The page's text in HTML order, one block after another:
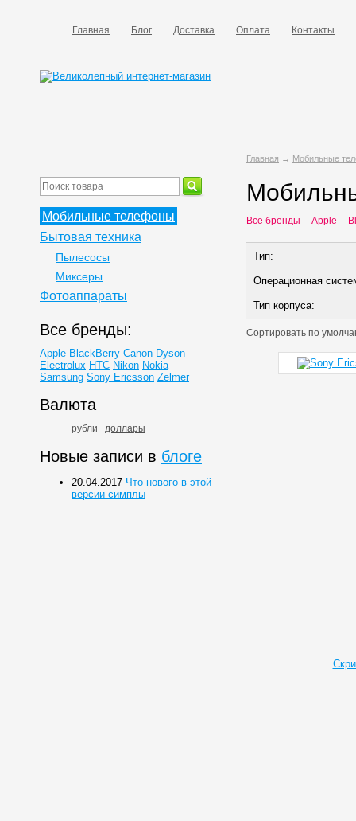
Главная Блог Доставка Оплата Контакты
Главная → Мобильные
Все бренды Apple
Тип:
Операционная
Тип корпуса:
Сортировать по
Мобильные телефоны
Бытовая техника
Пылесосы
Миксеры
Фотоаппараты
Все бренды:
Apple BlackBerry Canon Dyson
Electrolux HTC Nikon Nokia
Samsung Sony Ericsson Zelmer
Валюта
рубли доллары
Новые записи в блоге
20.04.2017 Что нового в этой
версии симплы